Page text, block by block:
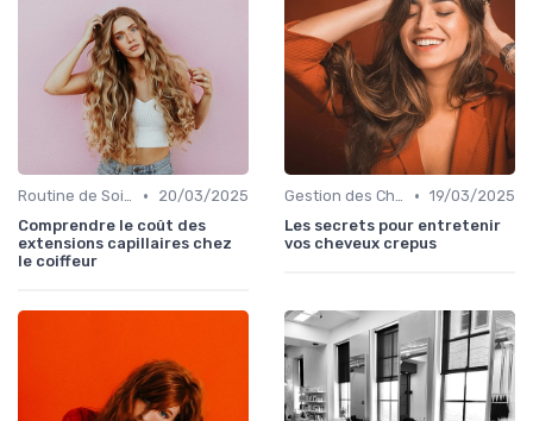
Routine de Soins pour Cheveux Bouclés •
20/03/2025
Comprendre le coût des
extensions capillaires chez
le coiffeur
Gestion des Cheveux Texturés au Quotidien • 19/03/2025
Les secrets pour entretenir
vos cheveux crepus